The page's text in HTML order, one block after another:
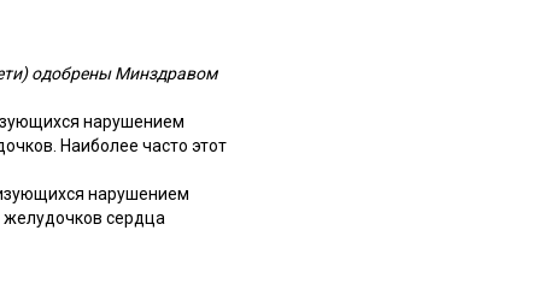
одобрены Минздравом
нарушением
Наиболее часто этот
нарушением
желудочков сердца